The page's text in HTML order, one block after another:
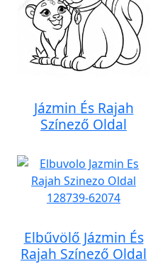
Jázmin És Rajah
Színező Oldal
Elbűvölő Jázmin És
Rajah Színező Oldal